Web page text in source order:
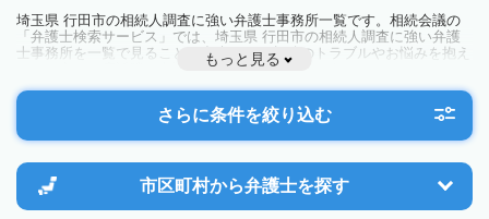
埼玉県 行田市の相続人調査に強い弁護士事務所一覧です。相続会議の
「弁護士検索サービス」では、埼玉県 行田市の相続人調査に強い弁護
士事務所を一覧で見ることが出来ます。相続のトラブルやお悩みを抱え
ている方は一度近隣の弁護士に相談してみましょう。
もっと見る
さらに条件を絞り込む
市区町村から弁護士を探す